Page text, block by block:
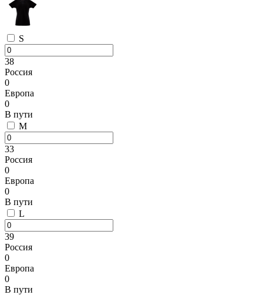
S
38
Россия
0
Европа
0
В пути
M
33
Россия
0
Европа
0
В пути
L
39
Россия
0
Европа
0
В пути